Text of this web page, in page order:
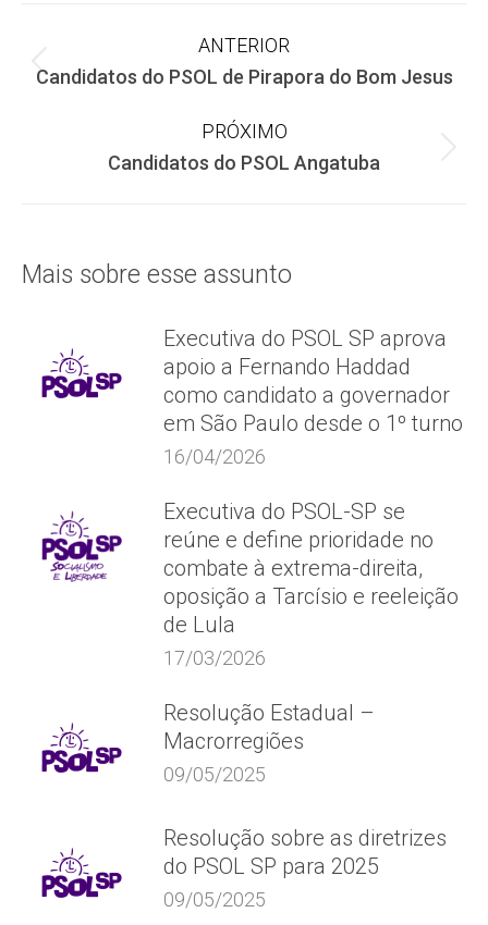
Navegação
de
post:
ANTERIOR
Post
Candidatos do PSOL de Pirapora do Bom Jesus
PRÓXIMO
Próximo
Candidatos do PSOL Angatuba
Mais sobre esse assunto
Executiva do PSOL SP aprova
apoio a Fernando Haddad
como candidato a governador
em São Paulo desde o 1º turno
16/04/2026
Executiva do PSOL-SP se
reúne e define prioridade no
combate à extrema-direita,
oposição a Tarcísio e reeleição
de Lula
17/03/2026
Resolução Estadual –
Macrorregiões
09/05/2025
Resolução sobre as diretrizes
do PSOL SP para 2025
09/05/2025